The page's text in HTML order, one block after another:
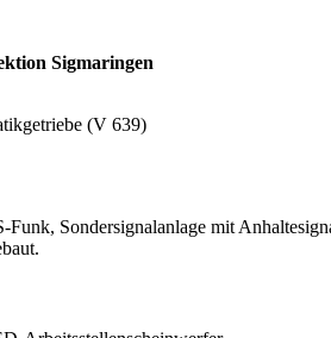
Sigmaringen
(V 639)
Sondersignalanlage mit